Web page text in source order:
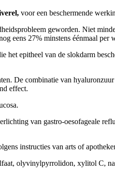
voor een beschermende
geworden. Niet
eens 27% minstens éénmaal per
het epitheel van de slokdarm
De combinatie van
effect.
van gastro-oesofageale
instructies van arts of
olyvinylpyrrolidon, xylitol C,